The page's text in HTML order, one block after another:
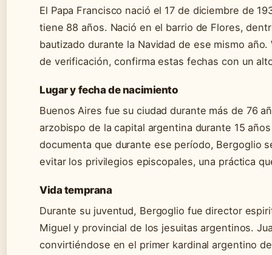
El Papa Francisco nació el 17 de diciembre de
tiene 88 años. Nació en el barrio de Flores,
bautizado durante la Navidad de ese mismo
de verificación, confirma estas fechas con un
Lugar y fecha de nacimiento
Buenos Aires fue su ciudad durante más de 76
arzobispo de la capital argentina durante 15
documenta que durante ese período, Bergoglio
evitar los privilegios episcopales, una práctica
Vida temprana
Durante su juventud, Bergoglio fue director
Miguel y provincial de los jesuitas argentinos.
convirtiéndose en el primer kardinal argentino